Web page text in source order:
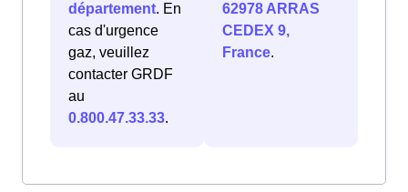
département. En
cas d'urgence
gaz, veuillez
contacter GRDF
au
0.800.47.33.33.
62978 ARRAS
CEDEX 9,
France.